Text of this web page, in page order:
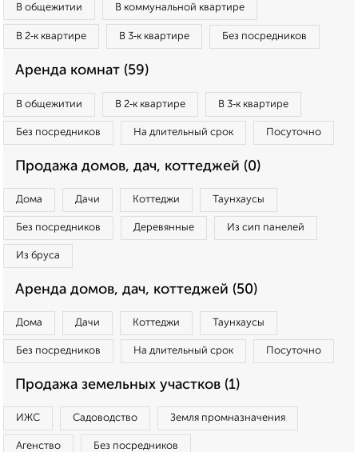
В общежитии В коммунальной квартире
В 2‑к квартире В 3‑к квартире Без посредников
Аренда комнат (59)
В общежитии В 2‑к квартире В 3‑к квартире
Без посредников На длительный срок Посуточно
Продажа домов, дач, коттеджей (0)
Дома Дачи Коттеджи Таунхаусы
Без посредников Деревянные Из сип панелей
Из бруса
Аренда домов, дач, коттеджей (50)
Дома Дачи Коттеджи Таунхаусы
Без посредников На длительный срок Посуточно
Продажа земельных участков (1)
ИЖС Садоводство Земля промназначения
Агенство Без посредников